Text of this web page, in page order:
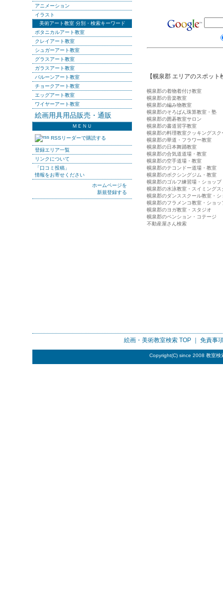
【幌泉郡 エリアのスポット
幌泉郡の着物着付け教室
幌泉郡の音楽教室
幌泉郡の編み物教室
幌泉郡のそろばん珠算教室・塾
幌泉郡の囲碁教室サロン
幌泉郡の書道習字教室
幌泉郡の料理教室クッキングスク
幌泉郡の華道・フラワー教室
幌泉郡の日本舞踊教室
幌泉郡の合気道道場・教室
幌泉郡の空手道場・教室
幌泉郡のテコンドー道場・教室
幌泉郡のボクシングジム・教室
幌泉郡のゴルフ練習場・ショップ
幌泉郡の水泳教室・スイミングス
幌泉郡のダンススクール教室・シ
幌泉郡のフラメンコ教室・ショッ
幌泉郡のヨガ教室・スタジオ
幌泉郡のペンション・コテージ
不動産屋さん検索
アニメーション
イラスト
美術アート教室 分別・検索キーワード
ボタニカルアート教室
クレイアート教室
シュガーアート教室
グラスアート教室
ガラスアート教室
バルーンアート教室
チョークアート教室
エッグアート教室
ワイヤーアート教室
絵画用具用品販売・通販
ＭＥＮＵ
RSSリーダーで購読する
登録エリア一覧
リンクについて
「口コミ投稿」
情報をお寄せください
ホームページを
新規登録する
絵画・美術教室検索TOP ｜ 免責事
Copyright(C) since 2008 教室検